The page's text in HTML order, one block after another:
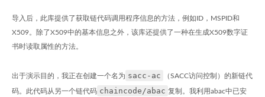
导入后，此库提供了获取链代码调用程序信息的方法，例如ID，MSPID和
X509。除了X509中的基本信息之外，该库还提供了一种在生成X509数字证
书时读取属性的方法。
出于演示目的，我正在创建一个名为 sacc-ac （SACC访问控制）的新链代
码。此代码从另一个链代码 chaincode/abac 复制。我利用abac中已安